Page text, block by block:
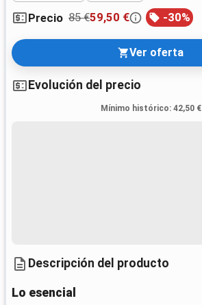
Precio 85 €59,50 € -30%
Ver oferta
Evolución del precio
Mínimo histórico: 42,50 €
Descripción del producto
Lo esencial